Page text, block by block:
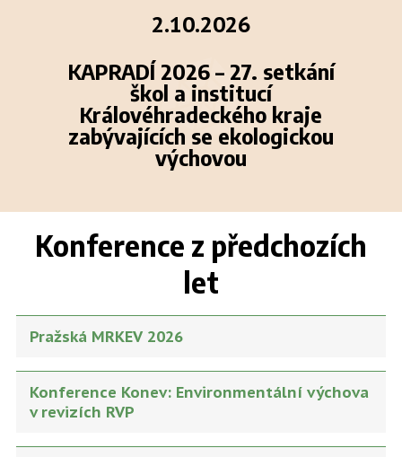
2.10.2026
KAPRADÍ 2026 – 27. setkání
škol a institucí
Královéhradeckého kraje
zabývajících se ekologickou
výchovou
Konference z předchozích
let
Pražská MRKEV 2026
Konference Konev: Environmentální výchova
v revizích RVP